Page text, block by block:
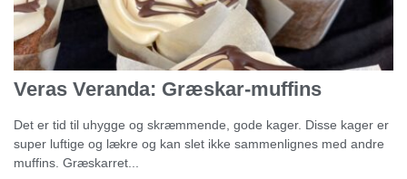
Veras Veranda: Græskar-muffins
Det er tid til uhygge og skræmmende, gode kager. Disse kager er
super luftige og lækre og kan slet ikke sammenlignes med andre
muffins. Græskarret...